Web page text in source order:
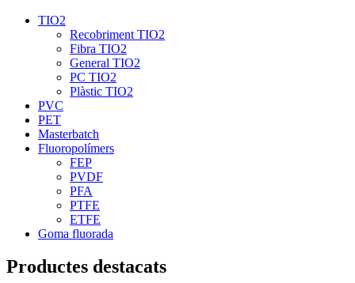
TIO2
Recobriment TIO2
Fibra TIO2
General TIO2
PC TIO2
Plàstic TIO2
PVC
PET
Masterbatch
Fluoropolímers
FEP
PVDF
PFA
PTFE
ETFE
Goma fluorada
Productes destacats